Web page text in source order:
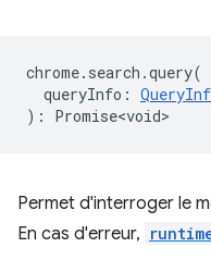
chrome. search .query(
queryInfo :
) : Promise<void>
Permet d'interroger le
En cas d'erreur,